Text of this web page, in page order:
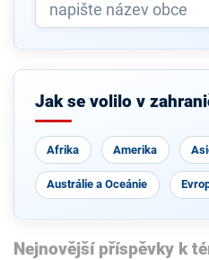
Jak se volilo v
Afrika Amerika
Austrálie a Oceánie
Nejnovější příspěvky k